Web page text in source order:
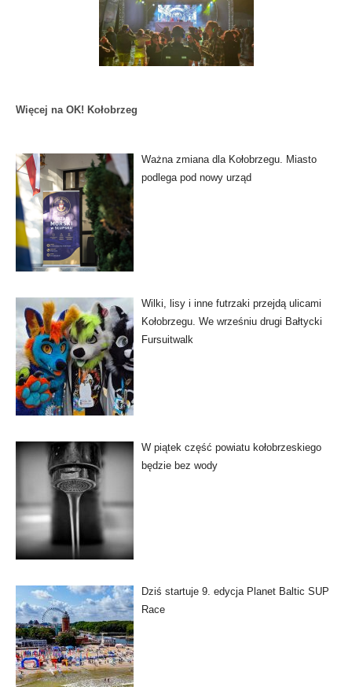
Więcej na OK! Kołobrzeg
Ważna zmiana dla Kołobrzegu. Miasto
podlega pod nowy urząd
Wilki, lisy i inne futrzaki przejdą ulicami
Kołobrzegu. We wrześniu drugi Bałtycki
Fursuitwalk
W piątek część powiatu kołobrzeskiego
będzie bez wody
Dziś startuje 9. edycja Planet Baltic SUP
Race